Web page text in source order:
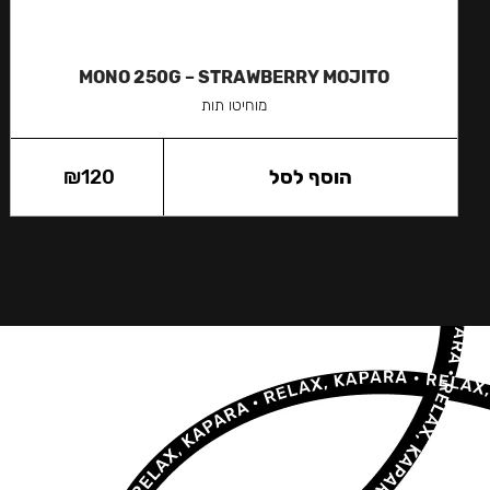
MONO 250G – STRAWBERRY MOJITO
מוחיטו תות
₪120 הוסף לסל